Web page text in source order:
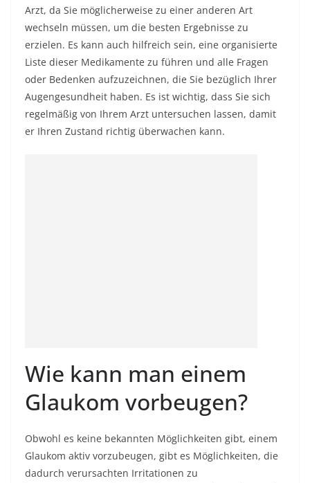
Arzt, da Sie möglicherweise zu einer anderen Art
wechseln müssen, um die besten Ergebnisse zu
erzielen. Es kann auch hilfreich sein, eine organisierte
Liste dieser Medikamente zu führen und alle Fragen
oder Bedenken aufzuzeichnen, die Sie bezüglich Ihrer
Augengesundheit haben. Es ist wichtig, dass Sie sich
regelmäßig von Ihrem Arzt untersuchen lassen, damit
er Ihren Zustand richtig überwachen kann.
Wie kann man einem
Glaukom vorbeugen?
Obwohl es keine bekannten Möglichkeiten gibt, einem
Glaukom aktiv vorzubeugen, gibt es Möglichkeiten, die
dadurch verursachten Irritationen zu